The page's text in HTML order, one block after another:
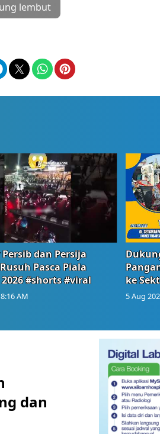
lembut
dan Persija
Pasca Piala
#shorts #viral
AM
ke
5 Aug
dan